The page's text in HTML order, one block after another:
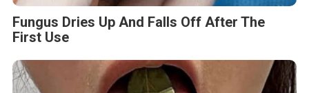
Fungus Dries Up And Falls Off After The
First Use